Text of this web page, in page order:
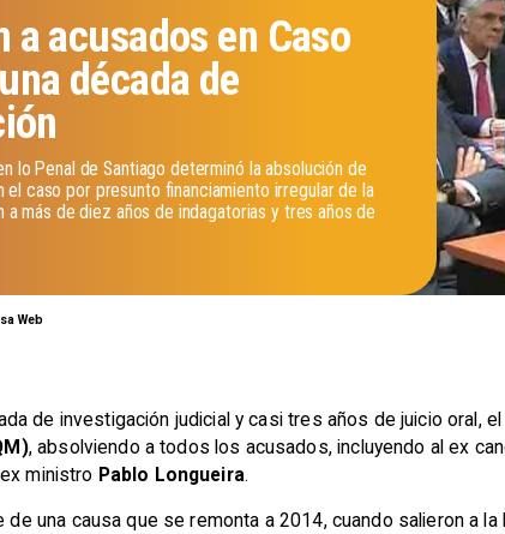
Web
a acusados en Caso
década de
lo Penal de Santiago determinó la absolución de
el caso por presunto financiamiento irregular de la
a más de diez años de indagatorias y tres años de
de investigación judicial y casi tres años de juicio oral,
, absolviendo a todos los acusados, incluyendo al ex
ministro Pablo Longueira.
de una causa que se remonta a 2014, cuando salieron a